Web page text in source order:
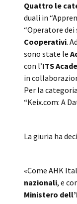
Quattro le
duali in
“Operatore
Cooperativi.
sono state le
con l’ITS
in
Per la
“Keix.com: A
La giuria ha
«Come AHK
nazionali, e
Ministero